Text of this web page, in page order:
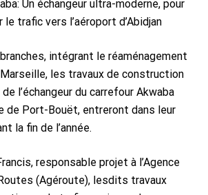
intégrant le réaménagement
les travaux de construction
l’échangeur du carrefour Akwaba
de Port-Bouët, entreront dans leur
la fin de l’année.
responsable projet à l’Agence
(Agéroute), lesdits travaux